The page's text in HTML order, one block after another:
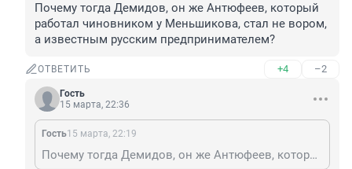
Почему тогда Демидов, он же Антюфеев, который
работал чиновником у Меньшикова, стал не вором,
а известным русским предпринимателем?
ОТВЕТИТЬ +4 –2
Гость
15 марта, 22:36
Гость15 марта, 22:19
Почему тогда Демидов, он же Антюфеев, который работал чиновником у Меньшикова, стал не вором, а известным русским предпринимателем?